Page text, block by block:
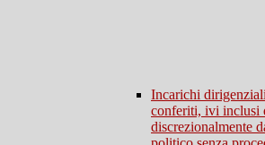
Incarichi
conferiti, ivi inclusi
discrezionalmente